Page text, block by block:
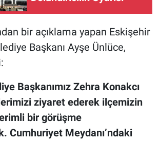
bir açıklama yapan Eskişehir
Başkanı Ayşe Ünlüce,
Başkanımız Zehra Konakcı
ziyaret ederek ilçemizin
bir görüşme
Cumhuriyet Meydanı’ndaki